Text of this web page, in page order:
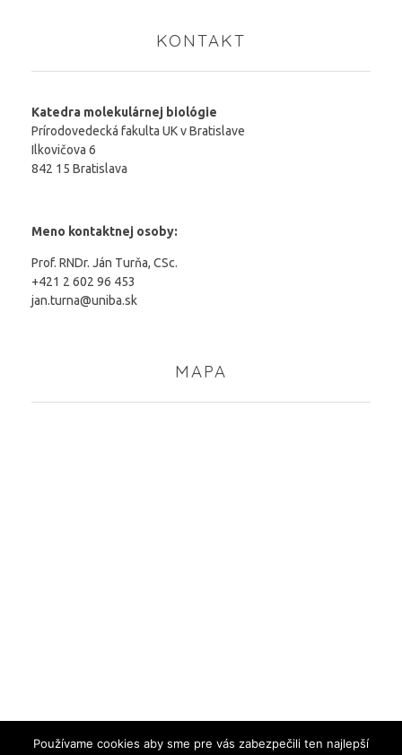
KONTAKT
Katedra molekulárnej biológie
Prírodovedecká fakulta UK v Bratislave
Ilkovičova 6
842 15 Bratislava
Meno kontaktnej osoby:
Prof. RNDr. Ján Turňa, CSc.
+421 2 602 96 453
jan.turna@uniba.sk
MAPA
Používame cookies aby sme pre vás zabezpečili ten najlepší